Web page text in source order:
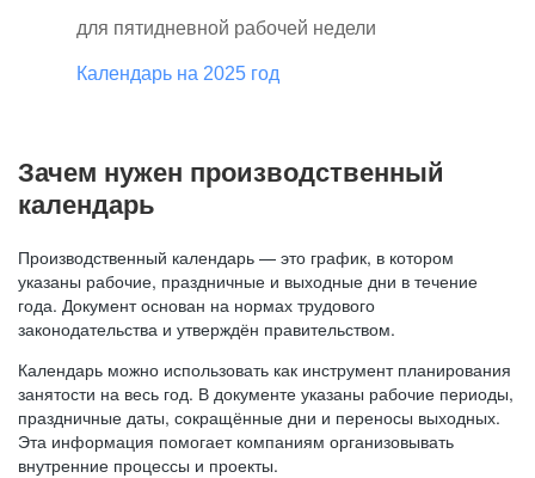
для пятидневной рабочей недели
Календарь на 2025 год
Зачем нужен производственный
календарь
Производственный календарь — это график, в котором
указаны рабочие, праздничные и выходные дни в течение
года. Документ основан на нормах трудового
законодательства и утверждён правительством.
Календарь можно использовать как инструмент планирования
занятости на весь год. В документе указаны рабочие периоды,
праздничные даты, сокращённые дни и переносы выходных.
Эта информация помогает компаниям организовывать
внутренние процессы и проекты.